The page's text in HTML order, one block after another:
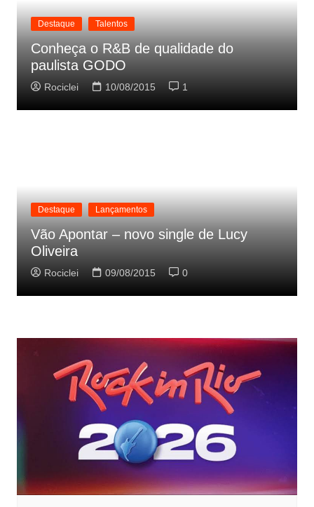
Destaque Talentos
Conheça o R&B de qualidade do
paulista GODO
Rociclei 10/08/2015 1
Destaque Lançamentos
Vão Apontar – novo single de Lucy
Oliveira
Rociclei 09/08/2015 0